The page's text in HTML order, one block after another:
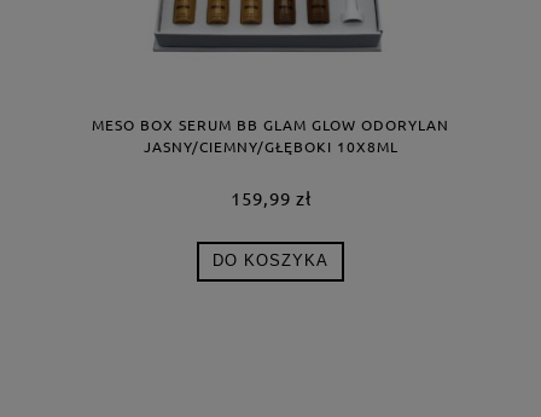
MESO BOX SERUM BB GLAM GLOW ODORYLAN
JASNY/CIEMNY/GŁĘBOKI 10X8ML
159,99 zł
DO KOSZYKA